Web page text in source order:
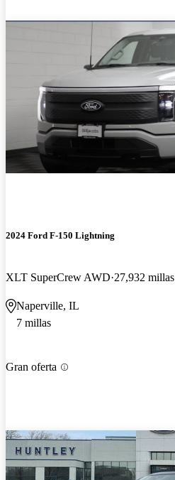
2024 Ford F-150 Lightning
XLT SuperCrew AWD 27,932 millas
Naperville, IL
7 millas
Gran oferta